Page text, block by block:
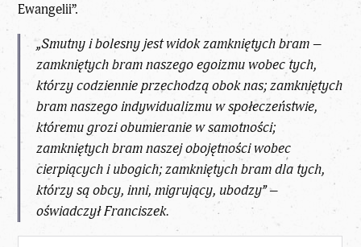
Ewangelii”.
„Smutny i bolesny jest widok zamkniętych bram –
zamkniętych bram naszego egoizmu wobec tych,
którzy codziennie przechodzą obok nas; zamkniętych
bram naszego indywidualizmu w społeczeństwie,
któremu grozi obumieranie w samotności;
zamkniętych bram naszej obojętności wobec
cierpiących i ubogich; zamkniętych bram dla tych,
którzy są obcy, inni, migrujący, ubodzy” –
oświadczył Franciszek.